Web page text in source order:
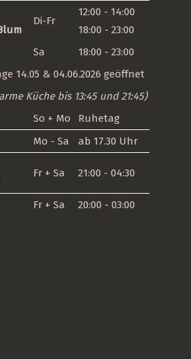
Di-Fr
12:00 - 14:00
18:00 - 23:00
Sa
18:00 - 23:00
14.05 & 04.06.2026 geöffnet
Küche bis 13:45 und 21:45)
So + Mo
Ruhetag
Mo - Sa
ab 17.30 Uhr
Fr + Sa 21:00 - 04:30
Fr + Sa 20:00 - 03:00